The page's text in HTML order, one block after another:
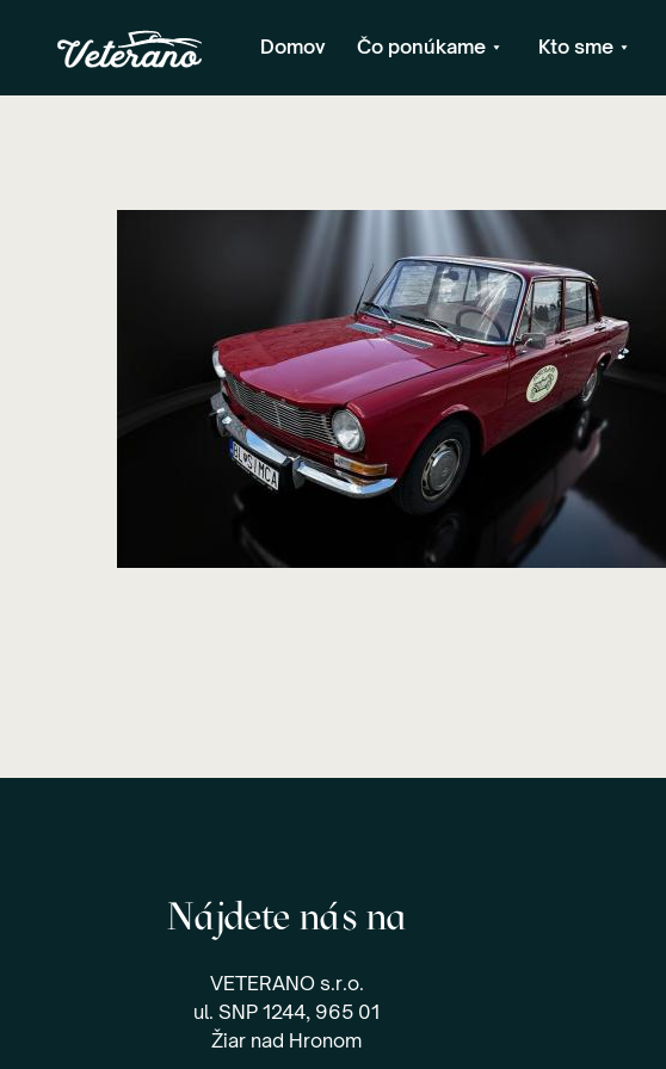
Domov Čo ponúkame Kto sme
Nájdete nás na
VETERANO s.r.o.
ul. SNP 1244, 965 01
Žiar nad Hronom